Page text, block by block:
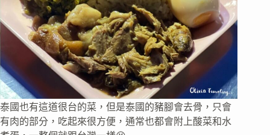
泰國也有這道很台的菜，但是泰國的豬腳會去骨，只會
有肉的部分，吃起來很方便，通常也都會附上酸菜和水